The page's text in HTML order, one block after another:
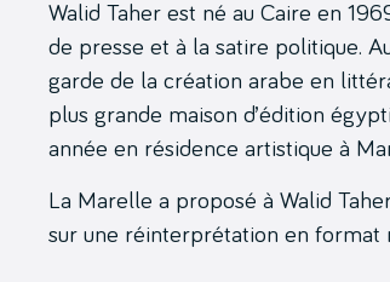
Walid Taher est né au Caire en
de presse et à la satire politique.
garde de la création arabe en
plus grande maison d’édition
année en résidence artistique à
La Marelle a proposé à Walid
sur une réinterprétation en format